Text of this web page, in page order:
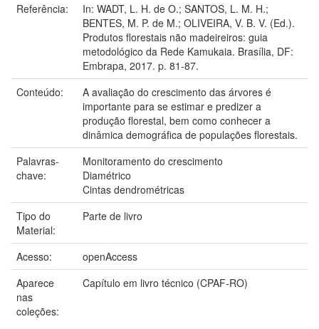
Referência:
In: WADT, L. H. de O.; SANTOS, L. M. H.;
BENTES, M. P. de M.; OLIVEIRA, V. B. V. (Ed.).
Produtos florestais não madeireiros: guia
metodológico da Rede Kamukaia. Brasília, DF:
Embrapa, 2017. p. 81-87.
Conteúdo:
A avaliação do crescimento das árvores é
importante para se estimar e predizer a
produção florestal, bem como conhecer a
dinâmica demográfica de populações florestais.
Palavras-
chave:
Monitoramento do crescimento
Diamétrico
Cintas dendrométricas
Tipo do
Material:
Parte de livro
Acesso:
openAccess
Aparece
nas
coleções:
Capítulo em livro técnico (CPAF-RO)